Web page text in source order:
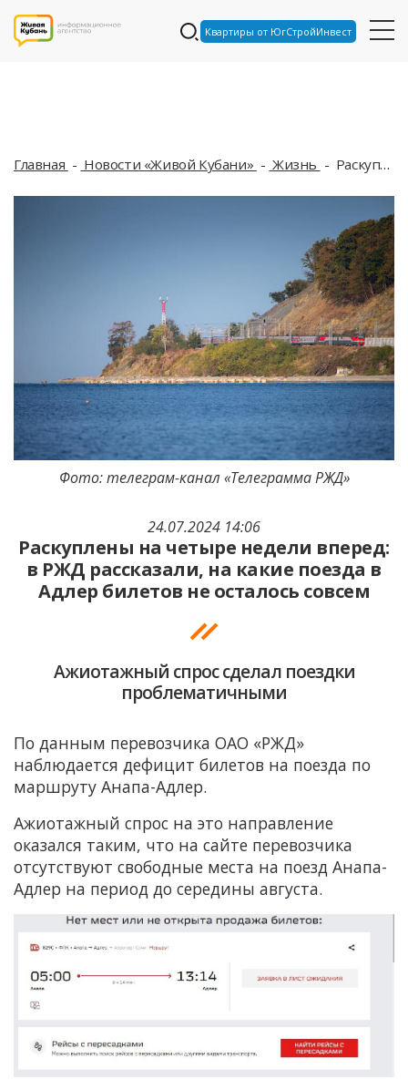
Квартиры от ЮгСтройИнвест
Главная Новости «Живой Кубани» Жизнь Раскуплены на четыре недели вперед: в РЖД рассказали, на какие поезда в Адлер билетов не осталось совсем
24.07.2024 14:06
Раскуплены на четыре недели вперед:
в РЖД рассказали, на какие поезда в
Адлер билетов не осталось совсем
Ажиотажный спрос сделал поездки
проблематичными
Фото: телеграм-канал «Телеграмма РЖД»
По данным перевозчика ОАО «РЖД»
наблюдается дефицит билетов на поезда по
маршруту Анапа-Адлер.
Ажиотажный спрос на это направление
оказался таким, что на сайте перевозчика
отсутствуют свободные места на поезд Анапа-
Адлер на период до середины августа.